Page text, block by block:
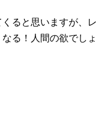
ると思いますが、レ
る！人間の欲でしょ